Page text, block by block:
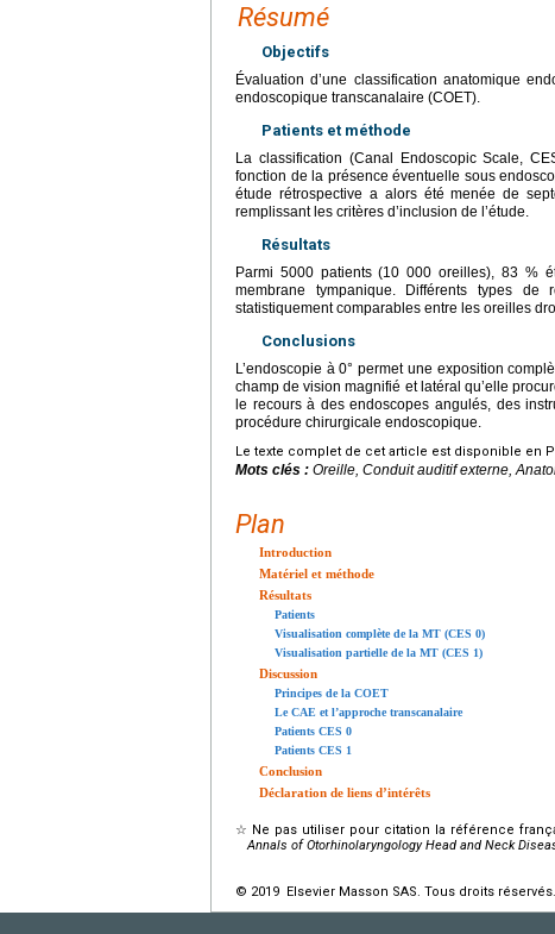
Résumé
Objectifs
Évaluation d’une classification anatomique
endoscopique transcanalaire (COET).
Patients et méthode
La classification (Canal Endoscopic Scale,
fonction de la présence éventuelle sous
étude rétrospective a alors été menée de
remplissant les critères d’inclusion de l’étude.
Résultats
Parmi 5000 patients (10 000 oreilles), 83 %
membrane tympanique. Différents types
statistiquement comparables entre les oreilles
Conclusions
L’endoscopie à 0° permet une exposition
champ de vision magnifié et latéral qu’elle
le recours à des endoscopes angulés, des
procédure chirurgicale endoscopique.
Le texte complet de cet article est disponible en
Mots clés : Oreille, Conduit auditif externe,
Plan
Introduction
Matériel et méthode
Résultats
Patients
Visualisation complète de la MT (CES 0)
Visualisation partielle de la MT (CES 1)
Discussion
Principes de la COET
Le CAE et l’approche transcanalaire
Patients CES 0
Patients CES 1
Conclusion
Déclaration de liens d’intérêts
☆ Ne pas utiliser pour citation la référence
Annals of Otorhinolaryngology Head and Neck
© 2019 Elsevier Masson SAS. Tous droits réservés.